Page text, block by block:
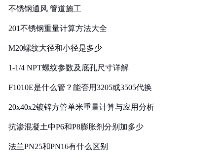
不锈钢通风 管道施工
201不锈钢重量计算方法大全
M20螺纹大径和小径是多少
1-1/4 NPT螺纹参数及底孔尺寸详解
F1010E是什么管？能否用3205或3505代换
20x40x2镀锌方管单米重量计算与应用分析
抗渗混凝土中P6和P8膨胀剂分别加多少
法兰PN25和PN16有什么区别